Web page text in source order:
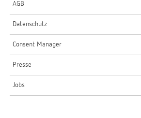
AGB
Datenschutz
Consent Manager
Presse
Jobs